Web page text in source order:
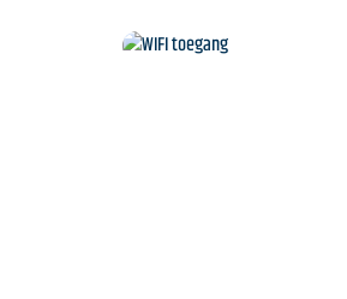
Onze VVV-kantoren